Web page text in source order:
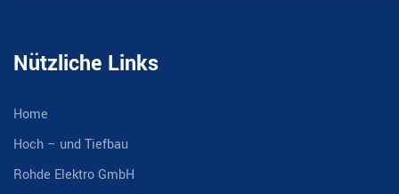
Nützliche Links
Home
Hoch – und Tiefbau
Rohde Elektro GmbH